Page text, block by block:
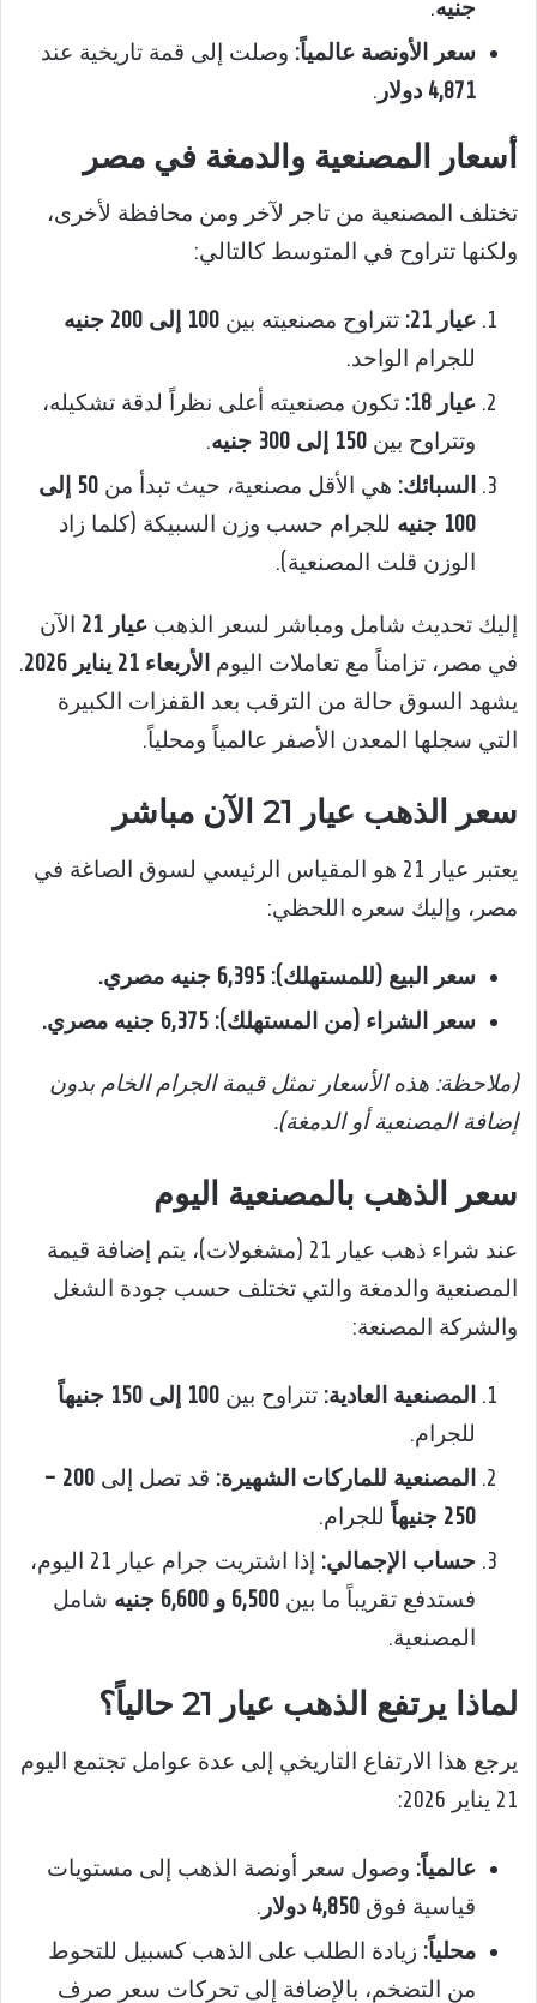
جنيه.
سعر الأونصة عالمياً: وصلت إلى قمة تاريخية عند
4,871 دولار
.
أسعار المصنعية والدمغة في مصر
تختلف المصنعية من تاجر لآخر ومن محافظة لأخرى،
ولكنها تتراوح في المتوسط كالتالي:
عيار 21: تتراوح مصنعيته بين 100 إلى 200 جنيه
للجرام الواحد.
عيار 18:
تكون مصنعيته أعلى نظراً لدقة تشكيله،
وتتراوح بين 150 إلى 300 جنيه
.
السبائك: هي الأقل مصنعية، حيث تبدأ من
50 إلى
100 جنيه
للجرام حسب وزن السبيكة (كلما زاد
الوزن قلت المصنعية).
إليك تحديث شامل ومباشر لسعر الذهب عيار 21
الآن
في مصر، تزامناً مع تعاملات اليوم الأربعاء 21 يناير 2026
.
يشهد السوق حالة من الترقب بعد القفزات الكبيرة
التي سجلها المعدن الأصفر عالمياً ومحلياً.
سعر الذهب عيار 21 الآن مباشر
يعتبر عيار 21 هو المقياس الرئيسي لسوق الصاغة في
مصر، وإليك سعره اللحظي:
سعر البيع (للمستهلك): 6,395 جنيه مصري.
سعر الشراء (من المستهلك): 6,375 جنيه مصري.
(ملاحظة: هذه الأسعار تمثل قيمة الجرام الخام بدون
إضافة المصنعية أو الدمغة).
سعر الذهب بالمصنعية اليوم
عند شراء ذهب عيار 21 (مشغولات)، يتم إضافة قيمة
المصنعية والدمغة والتي تختلف حسب جودة الشغل
والشركة المصنعة:
المصنعية العادية: تتراوح بين 100 إلى 150 جنيهاً
للجرام.
المصنعية للماركات الشهيرة: قد تصل إلى
200 –
250 جنيهاً
للجرام.
حساب الإجمالي:
إذا اشتريت جرام عيار 21 اليوم،
فستدفع تقريباً ما بين 6,500 و 6,600 جنيه
شامل
المصنعية.
لماذا يرتفع الذهب عيار 21 حالياً؟
يرجع هذا الارتفاع التاريخي إلى عدة عوامل تجتمع اليوم
21 يناير 2026:
عالمياً: وصول سعر أونصة الذهب إلى مستويات
قياسية فوق 4,850 دولار
.
محلياً: زيادة الطلب على الذهب كسبيل للتحوط
من التضخم، بالإضافة إلى تحركات سعر صرف